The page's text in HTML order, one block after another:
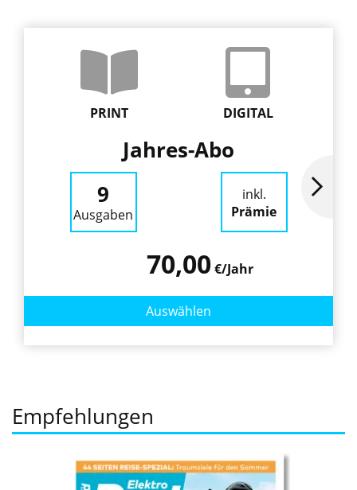
PRINT DIGITAL
Jahres-Abo
9
Ausgaben
inkl.
Prämie
70,00€/Jahr
Auswählen
Empfehlungen